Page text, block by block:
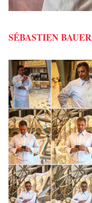
SÉBASTIEN BAUER